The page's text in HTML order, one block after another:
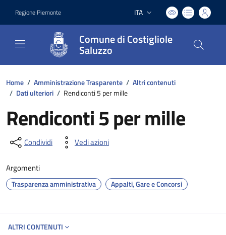
Regione Piemonte Lingua attiva:
ITA
Comune di Costigliole
Saluzzo
Home / Amministrazione Trasparente / Altri contenuti
/ Dati ulteriori / Rendiconti 5 per mille
Rendiconti 5 per mille
Condividi Vedi azioni
Argomenti
Trasparenza amministrativa Appalti, Gare e Concorsi
ALTRI CONTENUTI